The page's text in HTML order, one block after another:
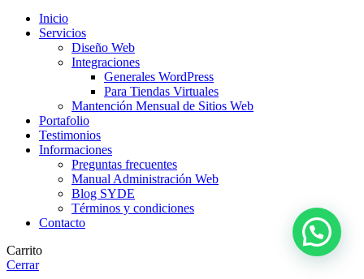
Inicio
Servicios
Diseño Web
Integraciones
Generales WordPress
Para Tiendas Virtuales
Mantención Mensual de Sitios Web
Portafolio
Testimonios
Informaciones
Preguntas frecuentes
Manual Administración Web
Blog SYDE
Términos y condiciones
Contacto
Carrito
Cerrar